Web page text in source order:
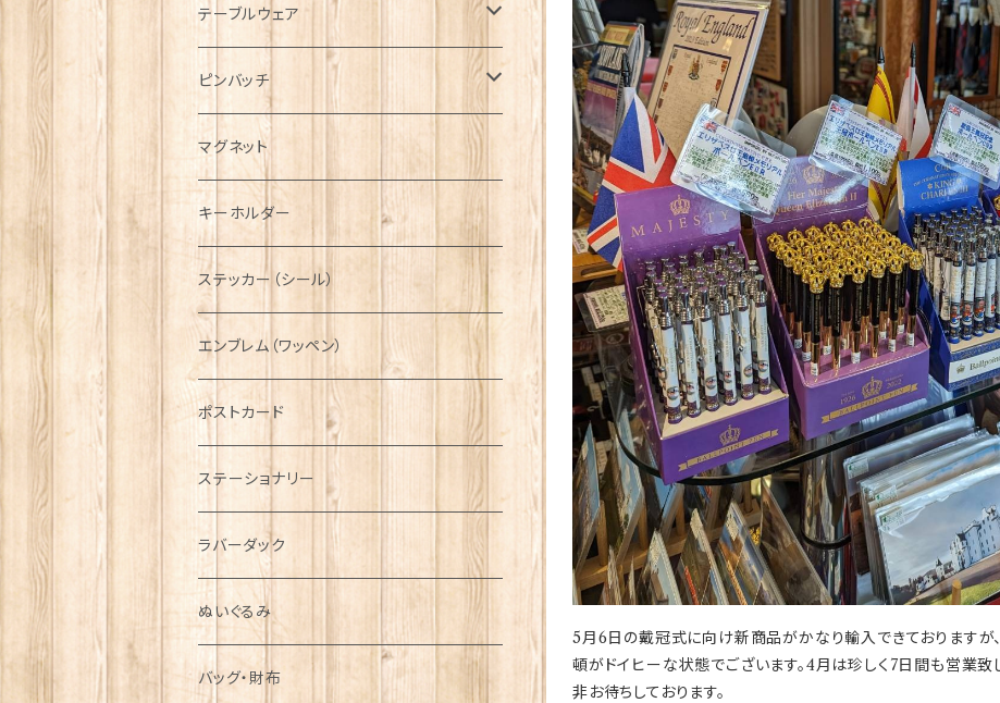
5月6日の戴冠式に向け新商品がかなり輸入できておりますが
頓がドイヒーな状態でございます。4月は珍しく7日間も営業致
非お待ちしております。
キャップ
ハンチング帽
キャスケット
ディアストーカー
ニット帽
Tシャツ
マフラー
タータン【Bronte by Moon】
タータン【Glencroft】
ボタンラップマフラー【Aran Traditions】
サッシュ
スカーフ
ファッションマスク
ブローチ
ペンダント
チャーム
その他のアクセサリー
インテリア置物
ラブスプーン
ラブスプーン【SION LLEWELLYN】
ラブスプーン【PAUL CURTIS】
ファブリック
テーブルウェア
ティータオル
ペーパーナプキン
ティーコジー
その他テーブルウェア
ピンバッチ
ジェネラルデザイン
乗り物
動物＆植物
国旗＆紋章
音楽＆楽器
ミリタリー
NAVY
AIRFORCE
ARMY
ピューター
マグネット
キーホルダー
ステッカー（シール）
エンブレム（ワッペン）
ポストカード
ステーショナリー
ラバーダック
ぬいぐるみ
バッグ・財布